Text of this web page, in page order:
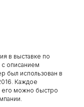
в выставке по
описанием
был использован в
Каждое
его можно быстро